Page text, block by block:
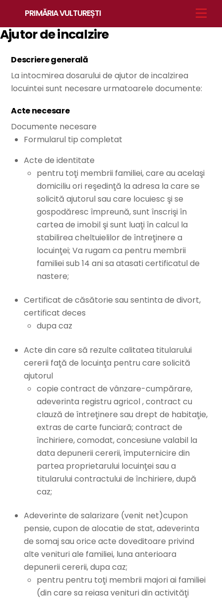
content
PRIMĂRIA VULTUREȘTI
Ajutor de incalzire
Descriere generală
La intocmirea dosarului de ajutor de incalzirea
locuintei sunt necesare urmatoarele documente:
Acte necesare
Documente necesare
Formularul tip completat
Acte de identitate
pentru toţi membrii familiei, care au acelaşi
domiciliu ori reşedinţă la adresa la care se
solicită ajutorul sau care locuiesc şi se
gospodăresc împreună, sunt înscrişi în
cartea de imobil şi sunt luaţi în calcul la
stabilirea cheltuielilor de întreţinere a
locuinţei; Va rugam ca pentru membrii
familiei sub 14 ani sa atasati certificatul de
nastere;
Certificat de căsătorie sau sentinta de divort,
certificat deces
dupa caz
Acte din care să rezulte calitatea titularului
cererii faţă de locuinţa pentru care solicită
ajutorul
copie contract de vânzare-cumpărare,
adeverinta registru agricol , contract cu
clauză de întreţinere sau drept de habitaţie,
extras de carte funciară; contract de
închiriere, comodat, concesiune valabil la
data depunerii cererii, împuternicire din
partea proprietarului locuinţei sau a
titularului contractului de închiriere, după
caz;
Adeverinte de salarizare (venit net)cupon
pensie, cupon de alocatie de stat, adeverinta
de somaj sau orice acte doveditoare privind
alte venituri ale familiei, luna anterioara
depunerii cererii, dupa caz;
pentru pentru toţi membrii majori ai familiei
(din care sa reiasa venituri din activităţi